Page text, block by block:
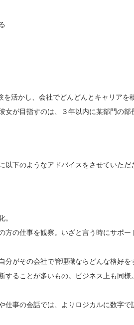
活かし、会社でどんどんとキャリアを
女が目指すのは、３年以内に某部門の部
以下のようなアドバイスをさせていただ
。
方の仕事を観察。いざと言う時にサポー
分がその会社で管理職ならどんな格好を
ることが多いもの。ビジネス上も同様
仕事の会話では、よりロジカルに数字で